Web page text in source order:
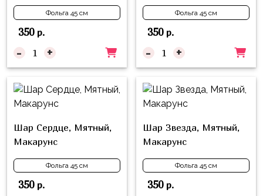
Фольга 45 см
350р.
- +
Фольга 45 см
350р.
- +
Шар Сердце, Мятный,
Макарунс
Фольга 45 см
350р.
Шар Звезда, Мятный,
Макарунс
Фольга 45 см
350р.
из
шаров
Цифры
Шары
с
декором
Большие
шары
Ходячие
фигуры
Пони
Губка
Буба
Лунтик
Черепашки-
ниндзя
Фиксики